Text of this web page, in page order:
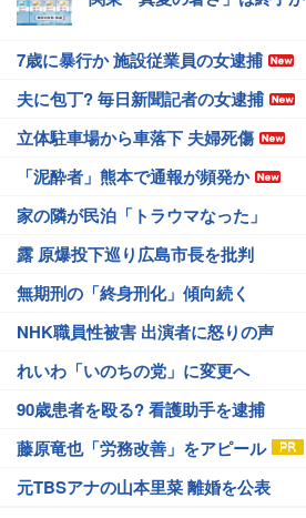
7歳に暴行か 施設従業員の女逮捕
夫に包丁? 毎日新聞記者の女逮捕
立体駐車場から車落下 夫婦死傷
「泥酔者」熊本で通報が頻発か
家の隣が民泊「トラウマなった」
露 原爆投下巡り広島市長を批判
無期刑の「終身刑化」傾向続く
NHK職員性被害 出演者に怒りの声
れいわ「いのちの党」に変更へ
90歳患者を殴る? 看護助手を逮捕
藤原竜也「労務改善」をアピール
元TBSアナの山本里菜 離婚を公表